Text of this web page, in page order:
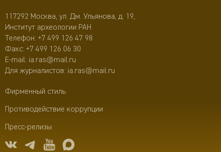
117292 Москва, ул. Дм. Ульянова, д. 19,
Институт археологии РАН
Телефон: +7 499 126 47 98
Факс: +7 499 126 06 30
E-mail: ia.ras@mail.ru
Для журналистов: ia.ras@mail.ru
Фирменный стиль
Противодействие коррупции
Пресс-релизы